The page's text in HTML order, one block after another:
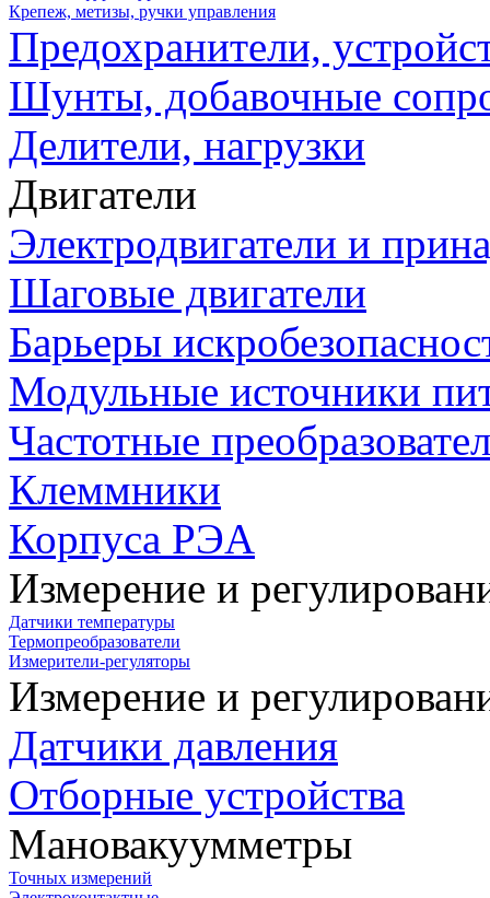
Крепеж, метизы, ручки управления
Предохранители,
Шунты, добавочные
Делители, нагрузки
Двигатели
Электродвигатели и
Шаговые двигатели
Барьеры
Модульные источники
Частотные
Клеммники
Корпуса РЭА
Измерение и
Датчики температуры
Термопреобразователи
Измерители-регуляторы
Измерение и
Датчики давления
Отборные устройства
Мановакуумметры
Точных измерений